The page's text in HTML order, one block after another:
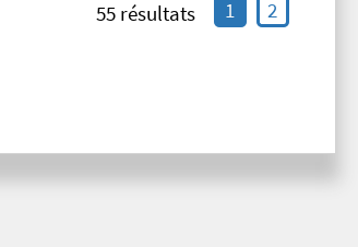
55 résultats 1 2